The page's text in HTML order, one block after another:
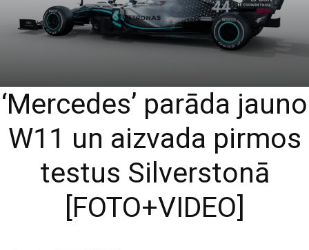
‘Mercedes’ parāda jauno
W11 un aizvada pirmos
testus Silverstonā
[FOTO+VIDEO]